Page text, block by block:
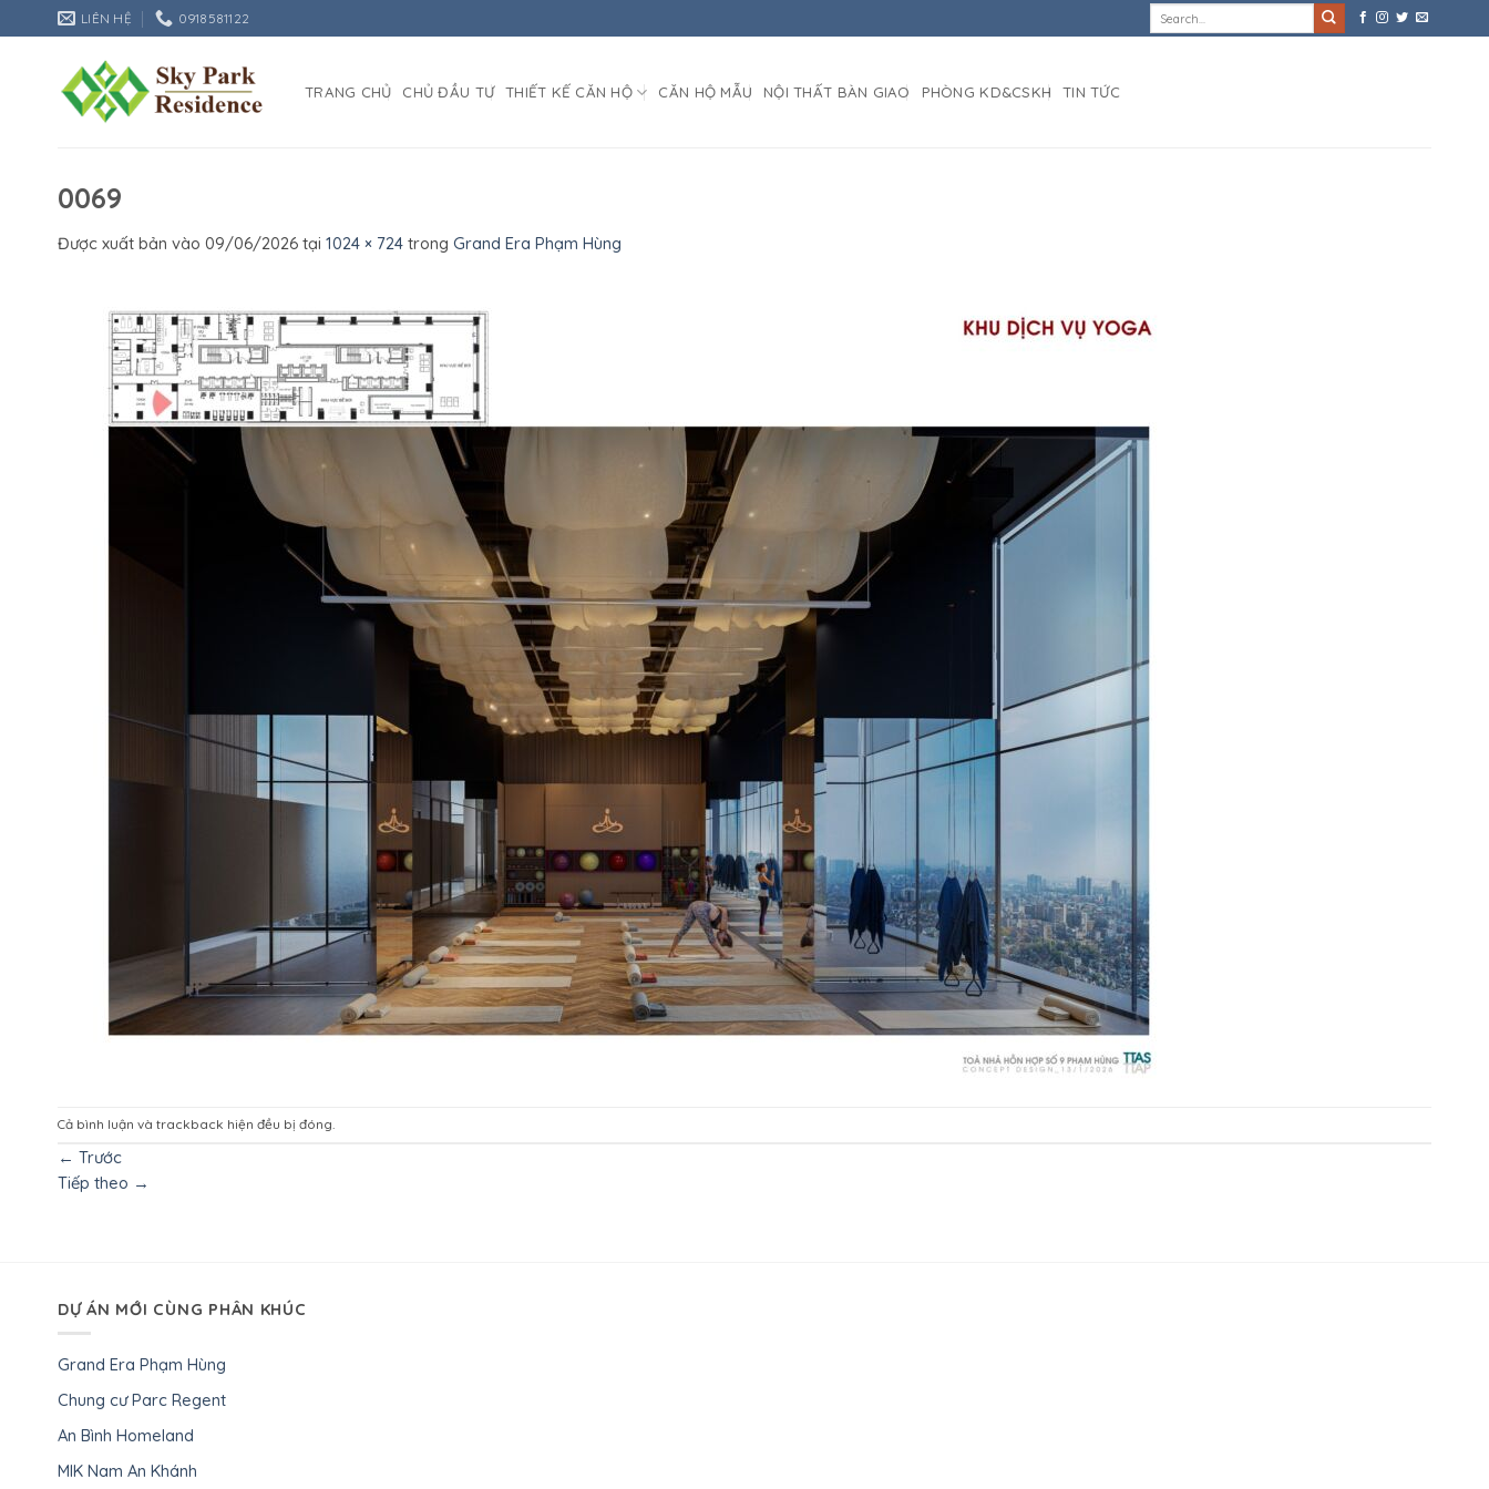
qua
LIÊN HỆ 0918581122
TRANG CHỦ CHỦ ĐẦU TƯ THIẾT KẾ CĂN HỘ CĂN HỘ MẪU NỘI THẤT BÀN GIAO PHÒNG KD&CSKH TIN TỨC
0069
Được xuất bản vào 09/06/2026 tại 1024 × 724 trong Grand Era Phạm Hùng
Cả bình luận và trackback hiện đều bị đóng.
← Trước
Tiếp theo →
DỰ ÁN MỚI CÙNG PHÂN KHÚC
Grand Era Phạm Hùng
Chung cư Parc Regent
An Bình Homeland
MIK Nam An Khánh